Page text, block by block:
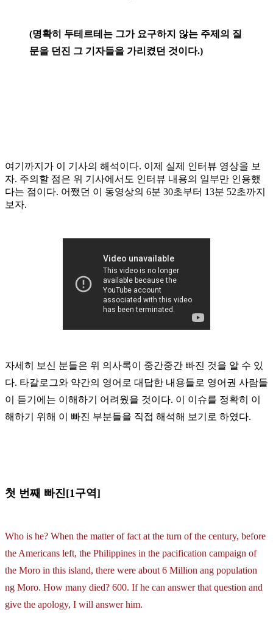
(명확히 두테르테는 그가 요구하지 않는 주제의 질
문을 던진 그 기자들을 가리켰던 것이다.)
여기까지가 이 기사의 해석이다. 이제 실제 인터뷰 영상을 보
자. 주의할 점은 위 기사에서도 인터뷰 내용의 일부만 인용했
다는 점이다. 어쨌던 이 동영상의 6분 30초부터 13분 52초까지
보자.
자세히 보신 분들은 위 의사록이 중간중간 빠진 것을 알 수 있
다. 타갈로그와 약간의 영어로 대답한 내용들로 영어권 사람들
이 듣기에는 이해하기 어려웠을 것이다. 이 이슈를 정확히 이
해하기 위해 이 빠진 부분들을 직접 해석해 보기로 하였다.
첫 번째 빠진[1구역]
Who is he? When the matter of fact at the turn of the century, before
the Americans left, the Philippines in the pacification campaign of
the Moro in this island, there were about 6 Million ang population
ng Moro. How many died? 600. If he can answer that question and
give the apology, I will answer him.